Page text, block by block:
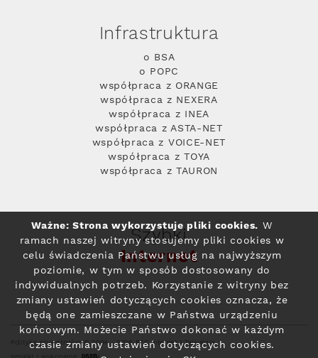
Infrastruktura
o BSA
o POPC
współpraca z ORANGE
współpraca z NEXERA
współpraca z INEA
współpraca z ASTA-NET
współpraca z VOICE-NET
współpraca z TOYA
współpraca z TAURON
Szybki
Internet
Polityka prywatności© 2004 - 2026 RFC Internet i Telewizja
Ważne: Strona wykorzystuje pliki cookies. W
ramach naszej witryny stosujemy pliki cookies w
celu świadczenia Państwu usług na najwyższym
poziomie, w tym w sposób dostosowany do
indywidualnych potrzeb. Korzystanie z witryny bez
zmiany ustawień dotyczących cookies oznacza, że
będą one zamieszczane w Państwa urządzeniu
końcowym. Możecie Państwo dokonać w każdym
czasie zmiany ustawień dotyczących cookies.